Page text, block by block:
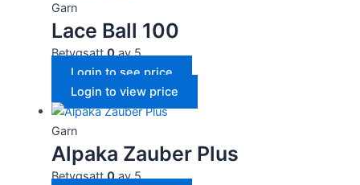
Garn
Lace Ball 100
Betygsatt0av 5
Login to see price
Login to view price
Garn
Alpaka Zauber Plus
Betygsatt0av 5